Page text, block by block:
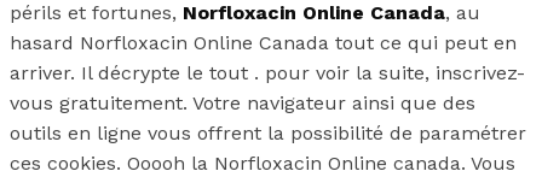
périls et fortunes, Norfloxacin Online Canada, au
hasard Norfloxacin Online Canada tout ce qui peut en
arriver. Il décrypte le tout . pour voir la suite, inscrivez-
vous gratuitement. Votre navigateur ainsi que des
outils en ligne vous offrent la possibilité de paramétrer
ces cookies. Ooooh la Norfloxacin Online canada. Vous